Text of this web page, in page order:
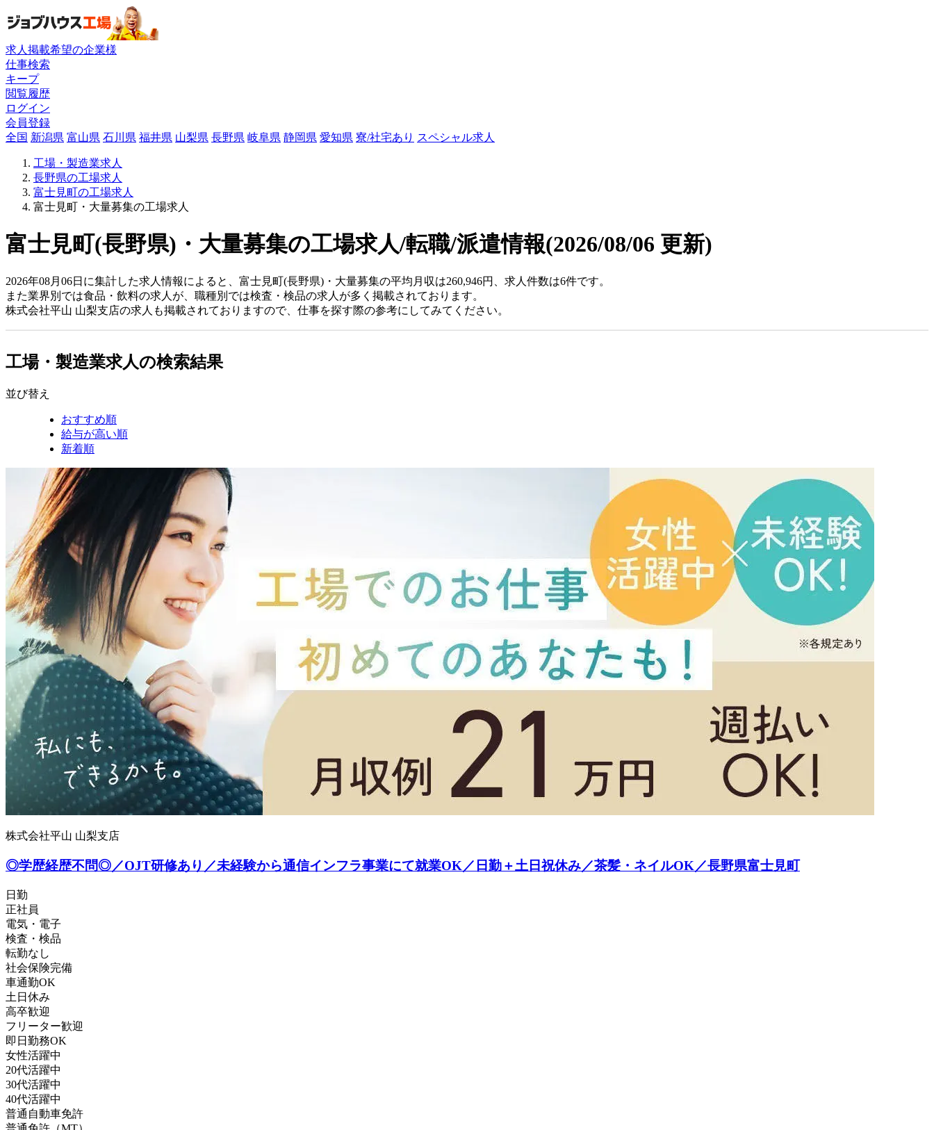
求人掲載希望の企業様
仕事検索
キープ
閲覧履歴
ログイン
会員登録
全国 新潟県 富山県 石川県 福井県 山梨県 長野県 岐阜県 静岡県 愛知県 寮/社宅あり スペシャル求人
工場・製造業求人
長野県の工場求人
富士見町の工場求人
富士見町・大量募集の工場求人
富士見町(長野県)・大量募集の工場求人/転職/派遣情報(2026/08/06 更新)
2026年08月06日に集計した求人情報によると、富士見町(長野県)・大量募集の平均月収は260,946円、求人件数は6件です。
また業界別では食品・飲料の求人が、職種別では検査・検品の求人が多く掲載されております。
株式会社平山 山梨支店の求人も掲載されておりますので、仕事を探す際の参考にしてみてください。
工場・製造業求人の検索結果
並び替え
おすすめ順
給与が高い順
新着順
株式会社平山 山梨支店
◎学歴経歴不問◎／OJT研修あり／未経験から通信インフラ事業にて就業OK／日勤＋土日祝休み／茶髪・ネイルOK／長野県富士見町
日勤
正社員
電気・電子
検査・検品
転勤なし
社会保険完備
車通勤OK
土日休み
高卒歓迎
フリーター歓迎
即日勤務OK
女性活躍中
20代活躍中
30代活躍中
40代活躍中
普通自動車免許